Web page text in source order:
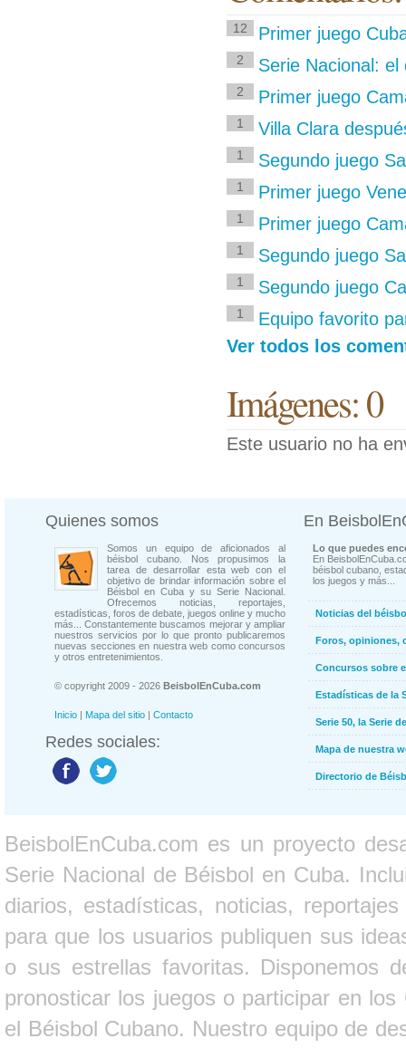
12 Primer juego
2 Serie Nacional:
2 Primer juego
1 Villa Clara
1 Segundo juego
1 Primer juego
1 Primer juego
1 Segundo juego
1 Segundo juego
1
Equipo favorito
Ver todos los
Imágenes: 0
Este usuario no ha
Quienes somos
Somos un equipo de aficionados al
béisbol cubano. Nos propusimos la
tarea de desarrollar esta web con el
objetivo de brindar información sobre el
Béisbol en Cuba y su Serie Nacional.
Ofrecemos noticias, reportajes,
estadísticas, foros de debate, juegos online y mucho
más... Constantemente buscamos mejorar y ampliar
nuestros servicios por lo que pronto publicaremos
nuevas secciones en nuestra web como concursos
y otros entretenimientos.
© copyright 2009 - 2026 BeisbolEnCuba.com
Inicio | Mapa del sitio | Contacto
Redes sociales:
En
Lo que puedes
En
béisbol cubano,
los juegos y más...
Noticias del
Foros, opiniones,
Concursos sobre
Estadísticas de la
Serie 50, la Serie
Mapa de nuestra
Directorio de
BeisbolEnCuba.com es un proyecto
Serie Nacional de Béisbol en Cuba.
diarios, estadísticas, noticias,
para que los usuarios publiquen sus
o sus estrellas favoritas. Disponemos
pronosticar los juegos o participar en
el Béisbol Cubano. Nuestro equipo de